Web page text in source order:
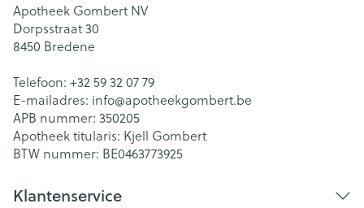
Apotheek Gombert NV
Dorpsstraat 30
8450 Bredene
Telefoon: +32 59 32 07 79
E-mailadres: info@apotheekgombert.be
APB nummer: 350205
Apotheek titularis: Kjell Gombert
BTW nummer: BE0463773925
Klantenservice